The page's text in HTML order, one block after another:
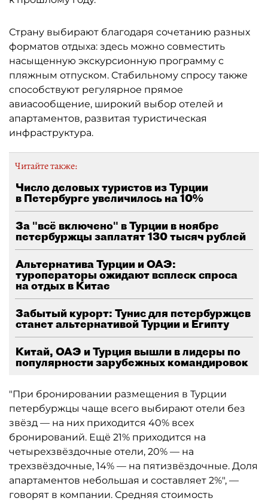
Страну выбирают благодаря сочетанию разных
форматов отдыха: здесь можно совместить
насыщенную экскурсионную программу с
пляжным отпуском. Стабильному спросу также
способствуют регулярное прямое
авиасообщение, широкий выбор отелей и
апартаментов, развитая туристическая
инфраструктура.
Читайте также:
Число деловых туристов из Турции
в Петербурге увеличилось на 10%
За "всё включено" в Турции в ноябре
петербуржцы заплатят 130 тысяч рублей
Альтернатива Турции и ОАЭ:
туроператоры ожидают всплеск спроса
на отдых в Китае
Забытый курорт: Тунис для петербуржцев
станет альтернативой Турции и Египту
Китай, ОАЭ и Турция вышли в лидеры по
популярности зарубежных командировок
"При бронировании размещения в Турции
петербуржцы чаще всего выбирают отели без
звёзд — на них приходится 40% всех
бронирований. Ещё 21% приходится на
четырехзвёздочные отели, 20% — на
трехзвёздочные, 14% — на пятизвёздочные. Доля
апартаментов небольшая и составляет 2%", —
говорят в компании. Средняя стоимость